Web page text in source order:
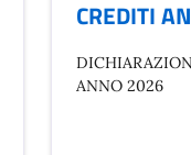
CREDITI
ANNO 2026